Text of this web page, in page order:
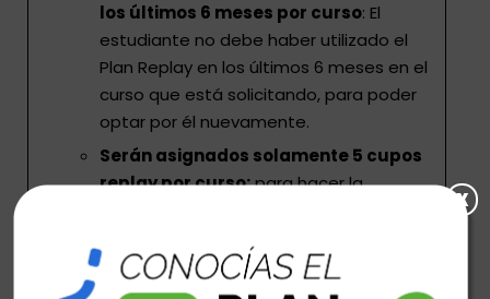
los últimos 6 meses por curso: El
estudiante no debe haber utilizado el
Plan Replay en los últimos 6 meses en el
curso que está solicitando, para poder
optar por él nuevamente.
Serán asignados solamente 5 cupos
replay por curso:para hacer la
Seguidor en Instagram:el
x